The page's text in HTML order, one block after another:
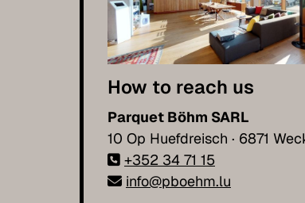
How to reach us
Parquet Böhm SARL
10 Op Huefdreisch · 6871
+352 34 71 15
info@pboehm.lu